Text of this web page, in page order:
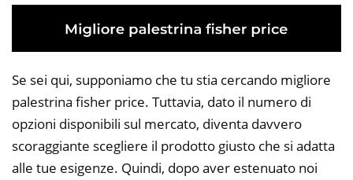
Se sei qui, supponiamo che tu stia cercando migliore
palestrina fisher price. Tuttavia, dato il numero di
opzioni disponibili sul mercato, diventa davvero
scoraggiante scegliere il prodotto giusto che si adatta
alle tue esigenze. Quindi, dopo aver estenuato noi